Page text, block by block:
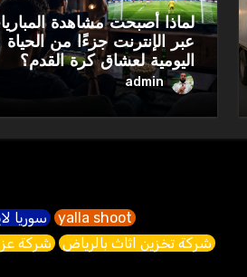
لماذا أصبحت مشاهدة
عبر الإنترنت جزءًا من الحياة
اليومية لعشاق كرة القدم؟
admin
yalla shoot سوريا
شركة تخزين اثاث بالرياض شركة